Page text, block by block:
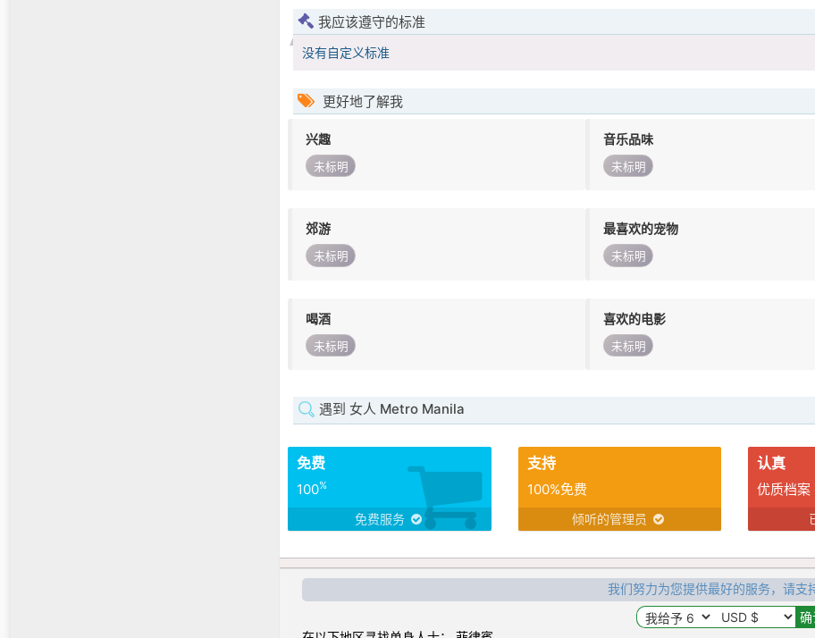
我应该遵守的标准
没有自定义标准
更好地了解我
兴趣
未标明
音乐品味
未标明
郊游
未标明
最喜欢的宠物
未标明
喝酒
未标明
喜欢的电影
未标明
遇到 女人 Metro Manila
免费
100%
免费服务
支持
100%免费
倾听的管理员
认真
优质档案
我们努力为您提供最好的服务，请支